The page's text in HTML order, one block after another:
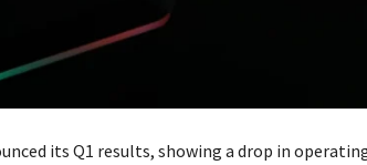
its Q1 results, showing a drop in